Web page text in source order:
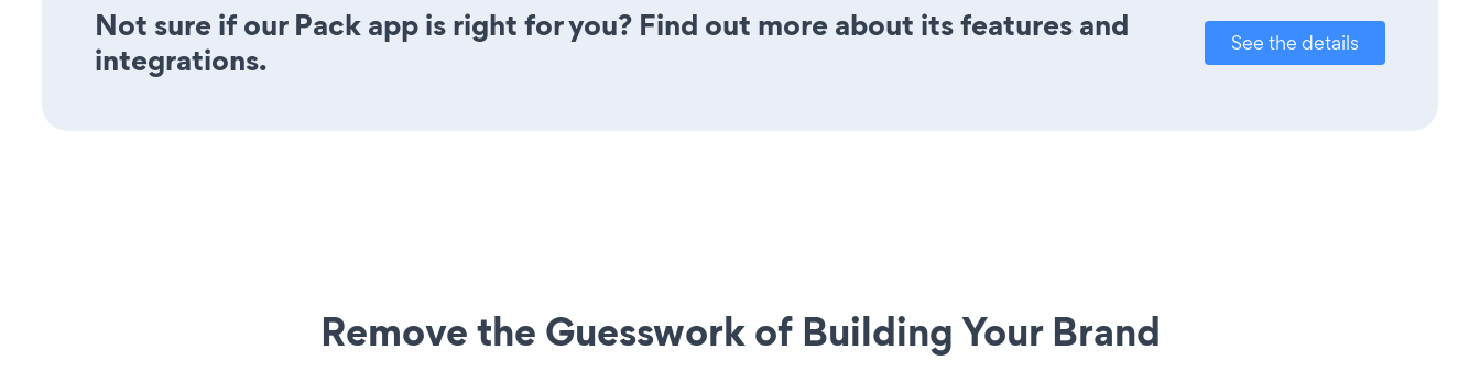
Not sure if our Pack app is right for you? Find out more about its features and
integrations.
See the details
Remove the Guesswork of Building Your Brand